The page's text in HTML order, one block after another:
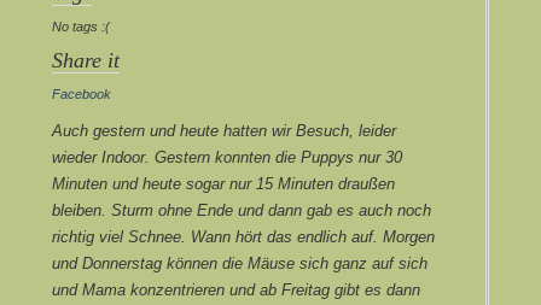
No tags :(
Share it
Facebook
Auch gestern und heute hatten wir Besuch, leider
wieder Indoor. Gestern konnten die Puppys nur 30
Minuten und heute sogar nur 15 Minuten draußen
bleiben. Sturm ohne Ende und dann gab es auch noch
richtig viel Schnee. Wann hört das endlich auf. Morgen
und Donnerstag können die Mäuse sich ganz auf sich
und Mama konzentrieren und ab Freitag gibt es dann